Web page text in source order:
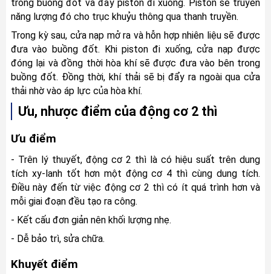
trong buồng đốt và đẩy piston đi xuống. Piston sẽ truyền
năng lượng đó cho trục khuỷu thông qua thanh truyền.
Trong kỳ sau, cửa nạp mở ra và hỗn hợp nhiên liệu sẽ được
đưa vào buồng đốt. Khi piston đi xuống, cửa nạp được
đóng lại và đồng thời hòa khí sẽ được đưa vào bên trong
buồng đốt. Đồng thời, khí thải sẽ bị đẩy ra ngoài qua cửa
thải nhờ vào áp lực của hòa khí.
Ưu, nhược điểm của động cơ 2 thì
Ưu điểm
- Trên lý thuyết, động cơ 2 thì là có hiệu suất trên dung
tích xy-lanh tốt hơn một động cơ 4 thì cùng dung tích.
Điều này đến từ việc động cơ 2 thì có ít quá trình hơn và
mỗi giai đoạn đều tạo ra công.
- Kết cấu đơn giản nên khối lượng nhẹ.
- Dễ bảo trì, sửa chữa.
Khuyết điểm